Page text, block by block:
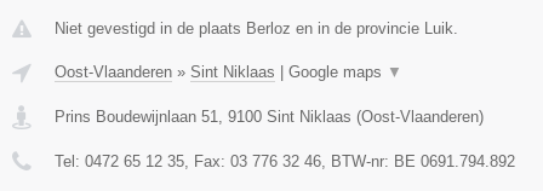
Niet gevestigd in de plaats Berloz en in de provincie Luik.
Oost-Vlaanderen » Sint Niklaas | Google maps ▼
Prins Boudewijnlaan 51 9100 Sint Niklaas (Oost-Vlaanderen)
Tel: 0472 65 12 35 , Fax: 03 776 32 46 , BTW-nr: BE 0691.794.892